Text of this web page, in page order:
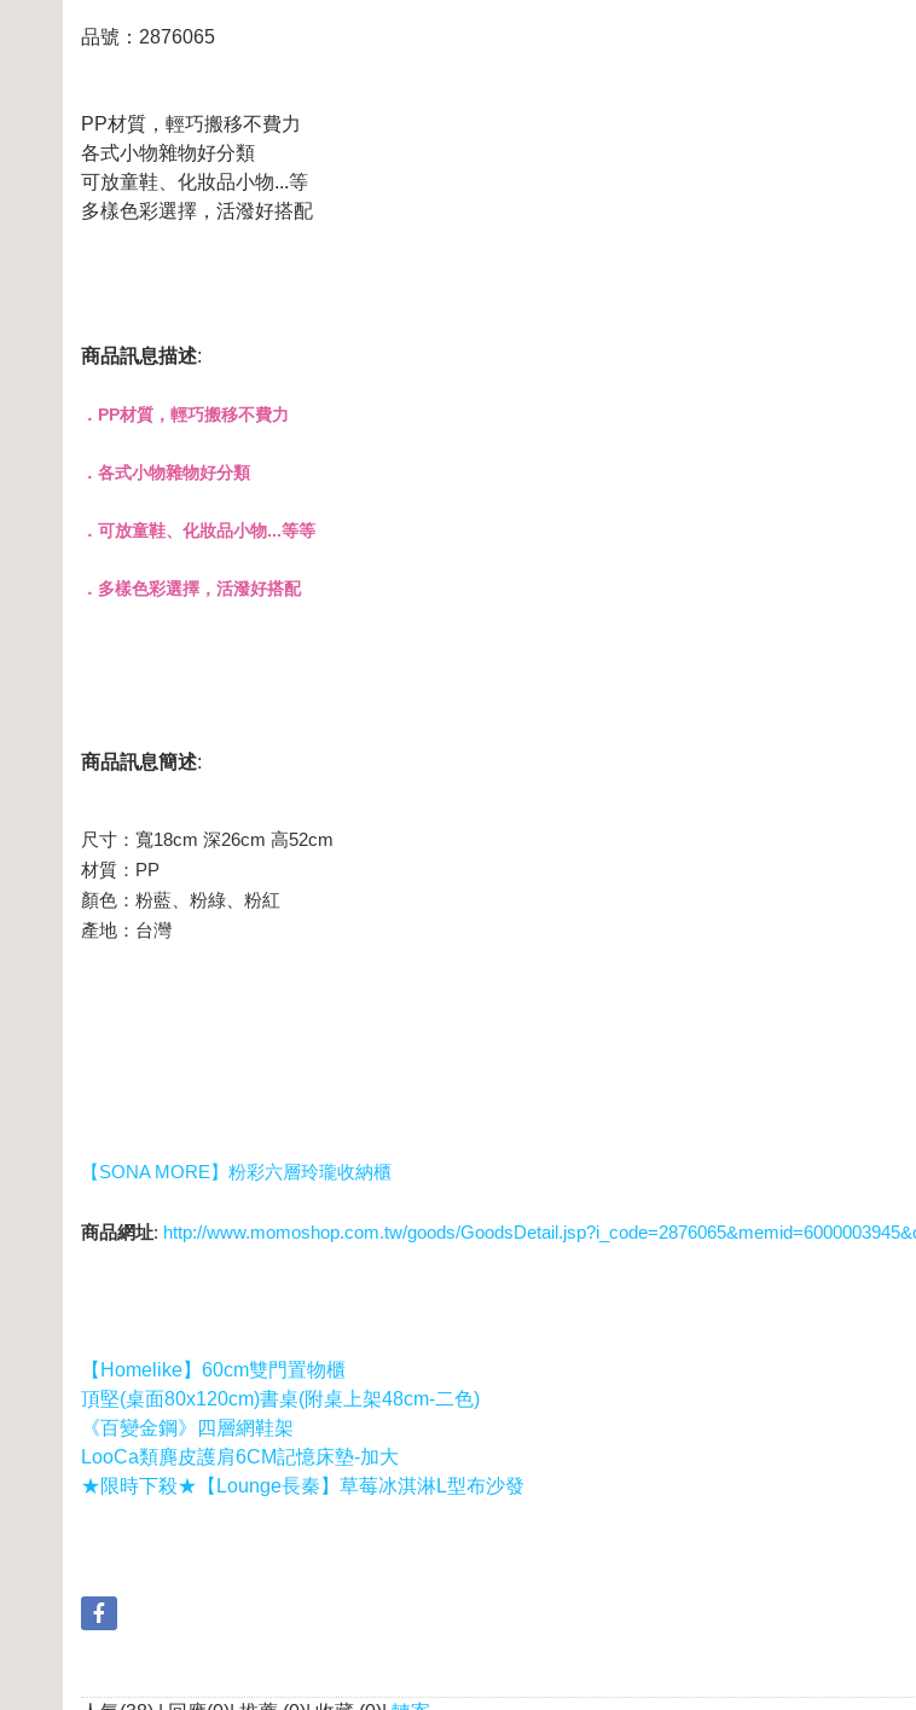
品號：2876065
PP材質，輕巧搬移不費力
各式小物雜物好分類
可放童鞋、化妝品小物...等
多樣色彩選擇，活潑好搭配
商品訊息描述:
．PP材質，輕巧搬移不費力
．各式小物雜物好分類
．可放童鞋、化妝品小物...等等
．多樣色彩選擇，活潑好搭配
商品訊息簡述:
尺寸：寬18cm 深26cm 高52cm
材質：PP
顏色：粉藍、粉綠、粉紅
產地：台灣
【SONA MORE】粉彩六層玲瓏收納櫃
商品網址: http://www.momoshop.com.tw/goods/
【Homelike】60cm雙門置物櫃
頂堅(桌面80x120cm)書桌(附桌上架48cm-二色)
《百變金鋼》四層網鞋架
LooCa類麂皮護肩6CM記憶床墊-加大
★限時下殺★【Lounge長秦】草莓冰淇淋L型布沙發